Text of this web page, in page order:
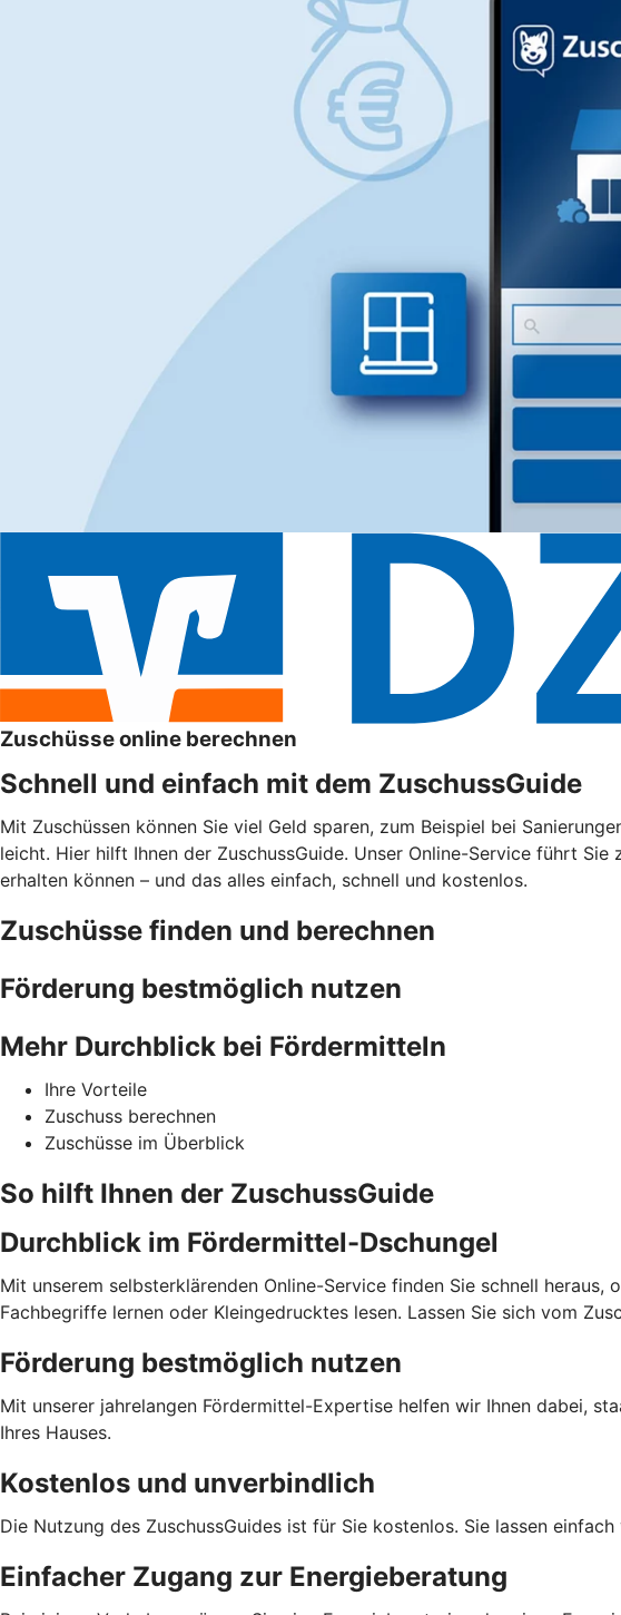
Zuschüsse online berechnen
Schnell und einfach mit dem ZuschussGuide
Mit Zuschüssen können Sie viel Geld sparen, zum Beispiel bei
leicht. Hier hilft Ihnen der ZuschussGuide. Unser Online-Service führt
erhalten können – und das alles einfach, schnell und kostenlos.
Zuschüsse finden und berechnen
Förderung bestmöglich nutzen
Mehr Durchblick bei Fördermitteln
Ihre Vorteile
Zuschuss berechnen
Zuschüsse im Überblick
So hilft Ihnen der ZuschussGuide
Durchblick im Fördermittel-Dschungel
Mit unserem selbsterklärenden Online-Service finden Sie schnell
Fachbegriffe lernen oder Kleingedrucktes lesen. Lassen Sie sich vom
Förderung bestmöglich nutzen
Mit unserer jahrelangen Fördermittel-Expertise helfen wir Ihnen dabei,
Ihres Hauses.
Kostenlos und unverbindlich
Die Nutzung des ZuschussGuides ist für Sie kostenlos. Sie lassen
Einfacher Zugang zur Energieberatung